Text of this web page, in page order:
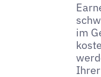
im